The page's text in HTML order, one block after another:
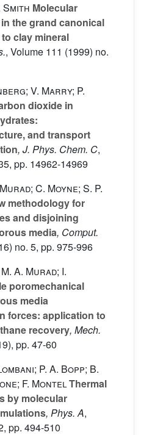
Molecular
the grand canonical
clay mineral
, Volume 111 (1999) no.
V. Marry; P.
dioxide in
and transport
, J. Phys. Chem. C,
pp. 14962-14969
C. Moyne; S. P.
methodology for
and disjoining
media, Comput.
no. 5, pp. 975-996
A. Murad; I.
poromechanical
media
forces: application to
recovery, Mech.
pp. 47-60
P. A. Bopp; B.
F. MontelThermal
by molecular
, Phys. A,
pp. 494-510